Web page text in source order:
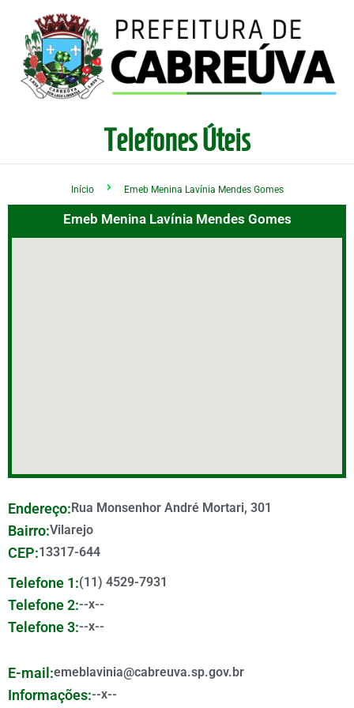
Telefones Úteis
Início Emeb Menina Lavínia Mendes Gomes
Emeb Menina Lavínia Mendes Gomes
Endereço:Rua Monsenhor André Mortari, 301
Bairro:Vilarejo
CEP:13317-644
Telefone 1:(11) 4529-7931
Telefone 2:--x--
Telefone 3:--x--
E-mail:emeblavinia@cabreuva.sp.gov.br
Informações:--x--